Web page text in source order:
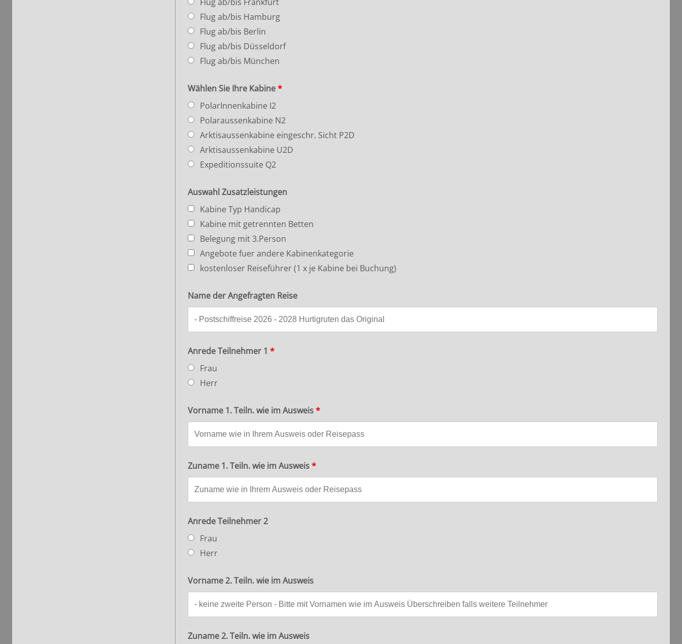
Flug ab/bis Hamburg
Flug ab/bis Berlin
Flug ab/bis Düsseldorf
Flug ab/bis München
Wählen Sie Ihre Kabine*
PolarInnenkabine I2
Polaraussenkabine N2
Arktisaussenkabine eingeschr. Sicht P2D
Arktisaussenkabine U2D
Expeditionssuite Q2
Auswahl Zusatzleistungen
Kabine Typ Handicap
Kabine mit getrennten Betten
Belegung mit 3.Person
Angebote fuer andere Kabinenkategorie
kostenloser Reiseführer (1 x je Kabine bei Buchung)
Name der Angefragten Reise
Anrede Teilnehmer 1 *
Frau
Herr
Vorname 1. Teiln. wie im Ausweis*
Zuname 1. Teiln. wie im Ausweis*
Anrede Teilnehmer 2
Frau
Herr
Vorname 2. Teiln. wie im Ausweis
Zuname 2. Teiln. wie im Ausweis